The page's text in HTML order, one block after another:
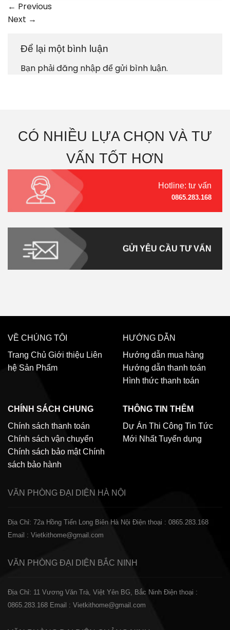
← Previous
Next →
Để lại một bình luận
Bạn phảiđăng nhậpđể gửi bình luận.
CÓ NHIỀU LỰA CHỌN VÀ TƯ
VẤN TỐT HƠN
Hotline: tư vấn
0865.283.168
GỬI YÊU CẦU TƯ VẤN
VỀ CHÚNG TÔI
Trang Chủ Giới thiệu Liên
hệ Sản Phẩm
HƯỚNG DẪN
Hướng dẫn mua hàng
Hướng dẫn thanh toán
Hình thức thanh toán
CHÍNH SÁCH CHUNG
Chính sách thanh toán
Chính sách vận chuyển
Chính sách bảo mật Chính
sách bảo hành
THÔNG TIN THÊM
Dự Án Thi Công Tin Tức
Mới Nhất Tuyển dụng
VĂN PHÒNG ĐẠI DIỆN HÀ NỘI
Địa Chỉ: 72a Hồng Tiến Long Biên Hà Nội Điện thoại : 0865.283.168
Email : Vietkithome@gmail.com
VĂN PHÒNG ĐẠI DIỆN BẮC NINH
Địa Chỉ: 11 Vương Văn Trà, Việt Yên BG, Bắc Ninh Điện thoại :
0865.283.168 Email : Vietkithome@gmail.com